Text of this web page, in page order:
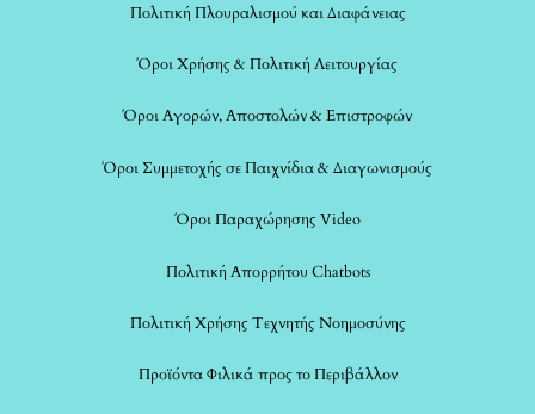
Πολιτική Πλουραλισμού και Διαφάνειας
Όροι Χρήσης & Πολιτική Λειτουργίας
Όροι Αγορών, Αποστολών & Επιστροφών
Όροι Συμμετοχής σε Παιχνίδια & Διαγωνισμούς
Όροι Παραχώρησης Video
Πολιτική Απορρήτου Chatbots
Πολιτική Χρήσης Τεχνητής Νοημοσύνης
Προϊόντα Φιλικά προς το Περιβάλλον